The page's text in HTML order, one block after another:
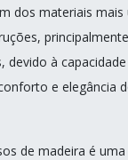
dos materiais mais
devido à
e elegância
de madeira é